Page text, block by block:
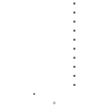
Besucher seit 20.09.1999: